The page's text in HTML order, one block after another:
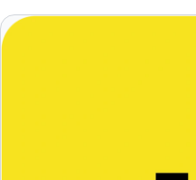
Allgemeine Lösung –